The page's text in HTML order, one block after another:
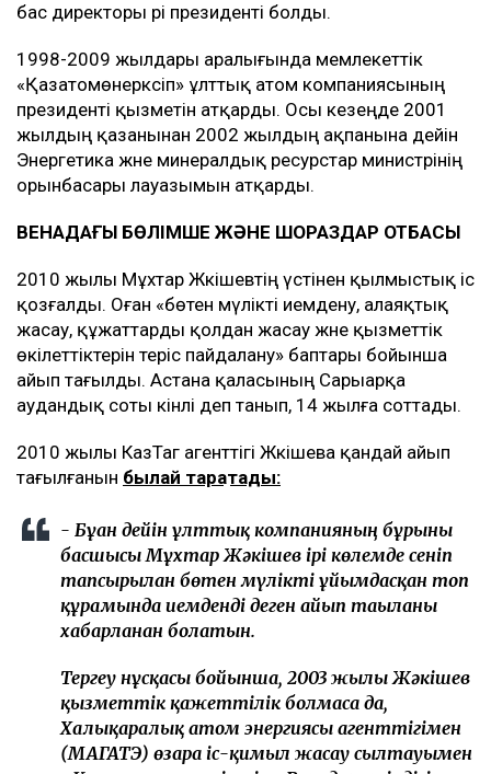
бас директоры әрі президенті болды.
1998-2009 жылдары аралығында мемлекеттік
«Қазатомөнеркәсіп» ұлттық атом компаниясының
президенті қызметін атқарды. Осы кезеңде 2001
жылдың қазанынан 2002 жылдың ақпанына дейін
Энергетика және минералдық ресурстар министрінің
орынбасары лауазымын атқарды.
ВЕНАДАҒЫ БӨЛІМШЕ ЖӘНЕ ШОРАЗДАР ОТБАСЫ
2010 жылы Мұхтар Жәкішевтің үстінен қылмыстық іс
қозғалды. Оған «бөтен мүлікті иемдену, алаяқтық
жасау, құжаттарды қолдан жасау және қызметтік
өкілеттіктерін теріс пайдалану» баптары бойынша
айып тағылды. Астана қаласының Сарыарқа
аудандық соты кінәлі деп танып, 14 жылға соттады.
2010 жылы КазТаг агенттігі Жәкішева қандай айып
тағылғанын былай тарқатады:
- Бұған дейін ұлттық компанияның бұрынғы
басшысы Мұхтар Жәкішев ірі көлемде сеніп
тапсырылған бөтен мүлікті ұйымдасқан топ
құрамында иемденді деген айып тағылғаны
хабарланған болатын.
Тергеу нұсқасы бойынша, 2003 жылы Жәкішев
қызметтік қажеттілік болмаса да,
Халықаралық атом энергиясы агенттігімен
(МАГАТЭ) өзара іс-қимыл жасау сылтауымен